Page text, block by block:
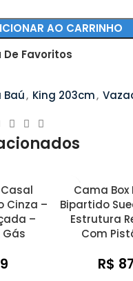
AO CARRINHO
Favoritos
Baú, King 203cm,
Cinza –
–
Gás
Cama Box
Bipartido
Estrutura
Com
R$